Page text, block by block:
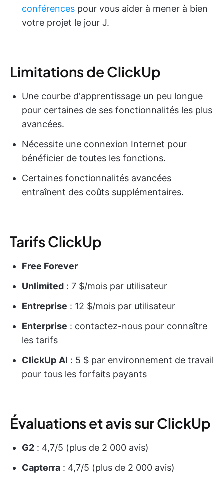
conférences pour vous aider à mener à bien
votre projet le jour J.
Limitations de ClickUp
Une courbe d'apprentissage un peu longue
pour certaines de ses fonctionnalités les plus
avancées.
Nécessite une connexion Internet pour
bénéficier de toutes les fonctions.
Certaines fonctionnalités avancées
entraînent des coûts supplémentaires.
Tarifs ClickUp
Free Forever
Unlimited : 7 $/mois par utilisateur
Entreprise : 12 $/mois par utilisateur
Enterprise : contactez-nous pour connaître
les tarifs
ClickUp AI : 5 $ par environnement de travail
pour tous les forfaits payants
Évaluations et avis sur ClickUp
G2 : 4,7/5 (plus de 2 000 avis)
Capterra : 4,7/5 (plus de 2 000 avis)